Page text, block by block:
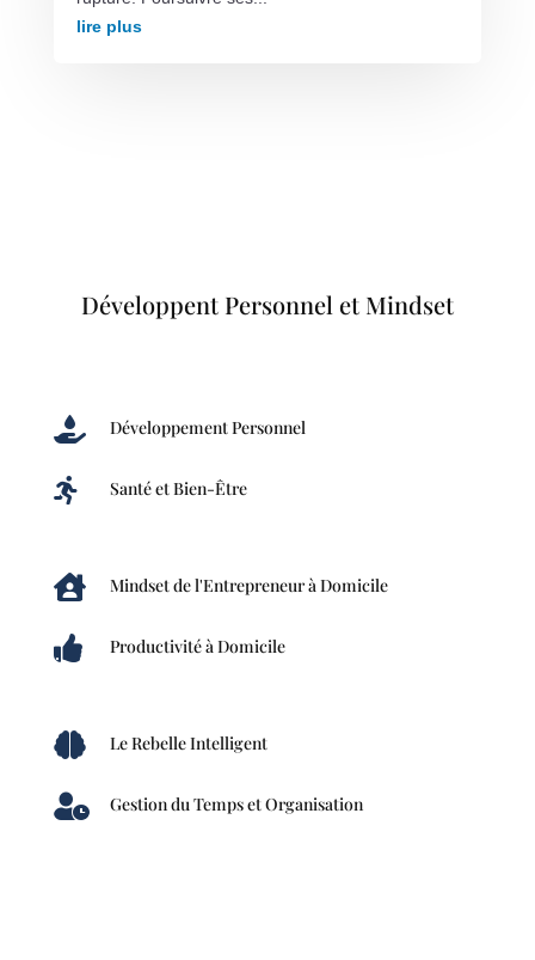
lire plus
Développent Personnel et Mindset
 Développement Personnel
 Santé et Bien-Être
 Mindset de l'Entrepreneur à Domicile
 Productivité à Domicile
 Le Rebelle Intelligent
 Gestion du Temps et Organisation